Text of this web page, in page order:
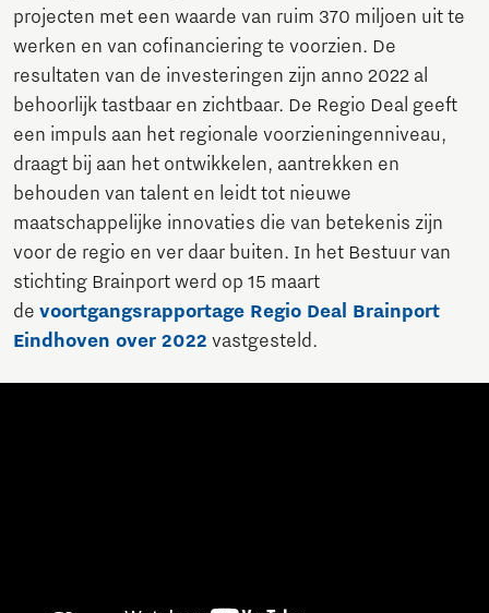
projecten met een waarde van ruim 370 miljoen uit te
werken en van cofinanciering te voorzien. De
resultaten van de investeringen zijn anno 2022 al
behoorlijk tastbaar en zichtbaar. De Regio Deal geeft
een impuls aan het regionale voorzieningenniveau,
draagt bij aan het ontwikkelen, aantrekken en
behouden van talent en leidt tot nieuwe
maatschappelijke innovaties die van betekenis zijn
voor de regio en ver daar buiten. In het Bestuur van
stichting Brainport werd op 15 maart
de voortgangsrapportage Regio Deal Brainport
Eindhoven over 2022 vastgesteld.